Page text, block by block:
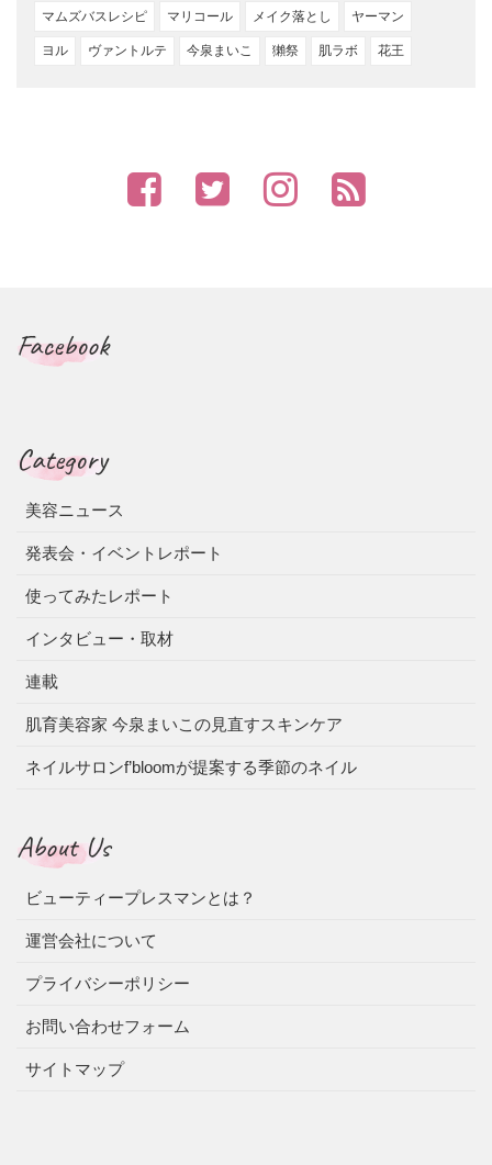
マムズバスレシピ マリコール メイク落とし ヤーマン
ヨル ヴァントルテ 今泉まいこ 獺祭 肌ラボ 花王
Facebook
Category
美容ニュース
発表会・イベントレポート
使ってみたレポート
インタビュー・取材
連載
肌育美容家 今泉まいこの見直すスキンケア
ネイルサロンf’bloomが提案する季節のネイル
About Us
ビューティープレスマンとは？
運営会社について
プライバシーポリシー
お問い合わせフォーム
サイトマップ